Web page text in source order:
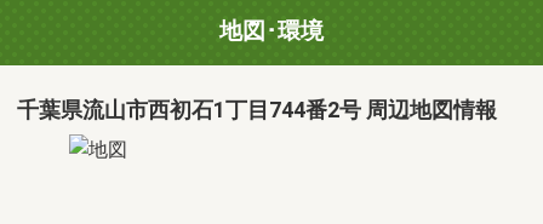
地図･環境
千葉県流山市西初石1丁目744番2号 周辺地図情報